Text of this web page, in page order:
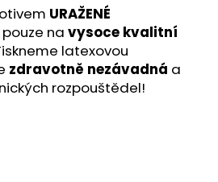
URAŽENÉ
na vysoce kvalitní
latexovou
zdravotně nezávadná a
rozpouštědel!